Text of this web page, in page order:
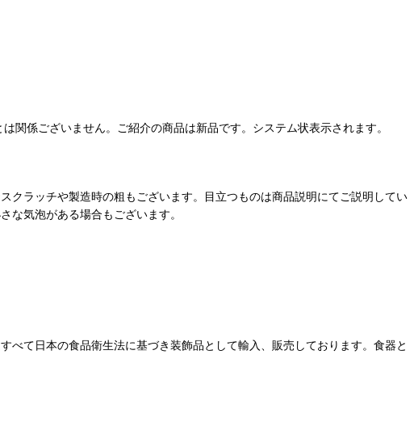
係ございません。ご紹介の商品は新品です。システム状表示されます。
クラッチや製造時の粗もございます。目立つものは商品説明にてご説明してい
な気泡がある場合もございます。
て日本の食品衛生法に基づき装飾品として輸入、販売しております。食器と